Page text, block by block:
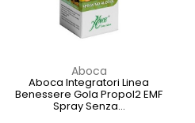
Aboca
Aboca Integratori Linea
Benessere Gola Propol2 EMF
Spray Senza...